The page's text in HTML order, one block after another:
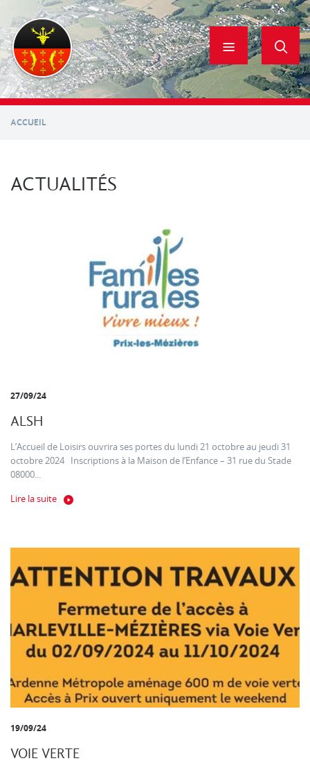
contenu
principal
ACCUEIL
ACTUALITÉS
27/09/24
ALSH
L’Accueil de Loisirs ouvrira ses portes du lundi 21 octobre au jeudi 31
octobre 2024 Inscriptions à la Maison de l’Enfance – 31 rue du Stade
08000...
Lire la suite
19/09/24
VOIE VERTE